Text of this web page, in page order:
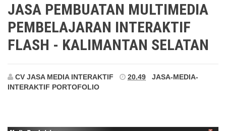
JASA PEMBUATAN MULTIMEDIA
PEMBELAJARAN INTERAKTIF
FLASH - KALIMANTAN SELATAN
CV JASA MEDIA INTERAKTIF 20.49
JASA-MEDIA-
INTERAKTIF PORTOFOLIO